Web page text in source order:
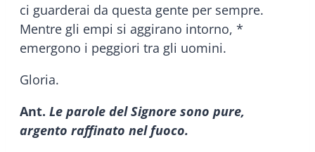
ci guarderai da questa gente per sempre.
Mentre gli empi si aggirano intorno, *
emergono i peggiori tra gli uomini.
Gloria.
Ant. Le parole del Signore sono pure,
argento raffinato nel fuoco.